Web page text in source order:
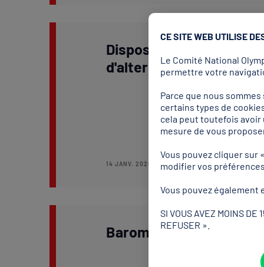
Dispositifs de
d'alternance, et
14 JANV. 2026
Baromètre national des
CE SITE WEB UTILISE
Le Comité National
permettre votre
Parce que nous
certains types de
cela peut toutefois avoir
mesure de vous
Vous pouvez cliquer sur
modifier vos
Vous pouvez également
SI VOUS AVEZ MOINS DE
REFUSER ».